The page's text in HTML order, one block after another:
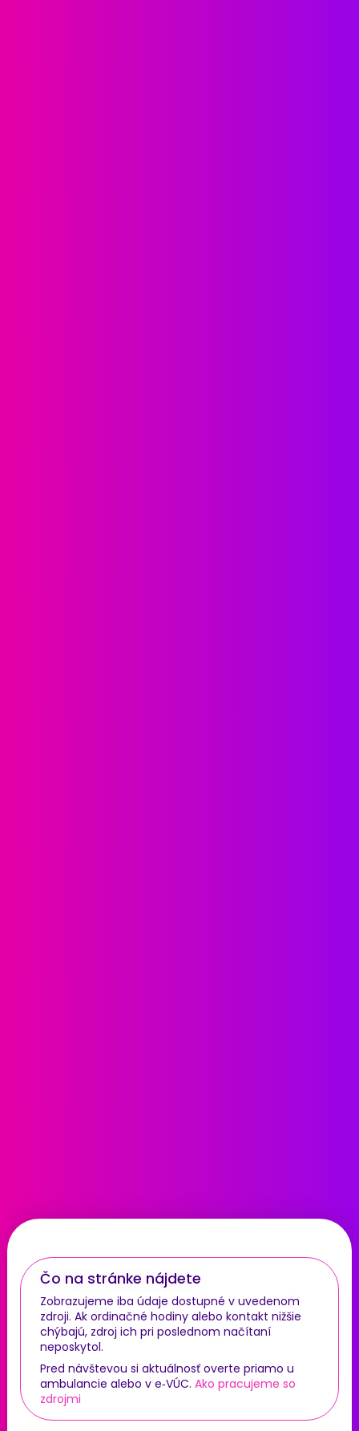
Čo na stránke nájdete
Zobrazujeme iba údaje dostupné v uvedenom
zdroji. Ak ordinačné hodiny alebo kontakt nižšie
chýbajú, zdroj ich pri poslednom načítaní
neposkytol.
Pred návštevou si aktuálnosť overte priamo u
ambulancie alebo v e‑VÚC. Ako pracujeme so
zdrojmi